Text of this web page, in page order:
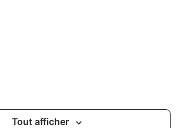
Tout afficher